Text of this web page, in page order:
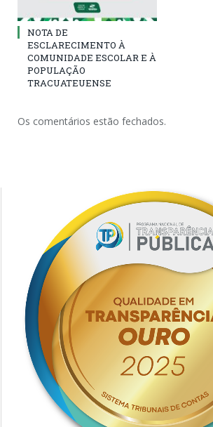
NOTA DE
ESCLARECIMENTO À
COMUNIDADE ESCOLAR E À
POPULAÇÃO
TRACUATEUENSE
Os comentários estão fechados.